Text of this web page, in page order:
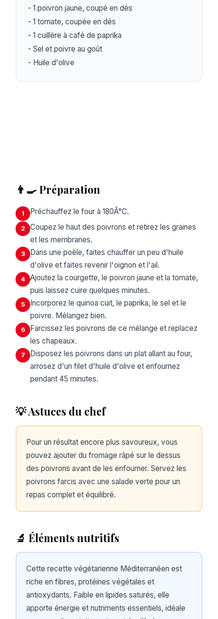
- 1 poivron jaune, coupé en dés
- 1 tomate, coupée en dés
- 1 cuillère à café de paprika
- Sel et poivre au goût
- Huile d'olive
👨‍🍳 Préparation
1 Préchauffez le four à 180Â°C.
2
Coupez le haut des poivrons et retirez les graines
et les membranes.
3
Dans une poêle, faites chauffer un peu d'huile
d'olive et faites revenir l'oignon et l'ail.
4
Ajoutez la courgette, le poivron jaune et la tomate,
puis laissez cuire quelques minutes.
5
Incorporez le quinoa cuit, le paprika, le sel et le
poivre. Mélangez bien.
6
Farcissez les poivrons de ce mélange et replacez
les chapeaux.
7
Disposez les poivrons dans un plat allant au four,
arrosez d'un filet d'huile d'olive et enfournez
pendant 45 minutes.
💡 Astuces du chef
Pour un résultat encore plus savoureux, vous
pouvez ajouter du fromage râpé sur le dessus
des poivrons avant de les enfourner. Servez les
poivrons farcis avec une salade verte pour un
repas complet et équilibré.
🔬 Éléments nutritifs
Cette recette végétarienne Méditerranéen est
riche en fibres, protéines végétales et
antioxydants. Faible en lipides saturés, elle
apporte énergie et nutriments essentiels, idéale